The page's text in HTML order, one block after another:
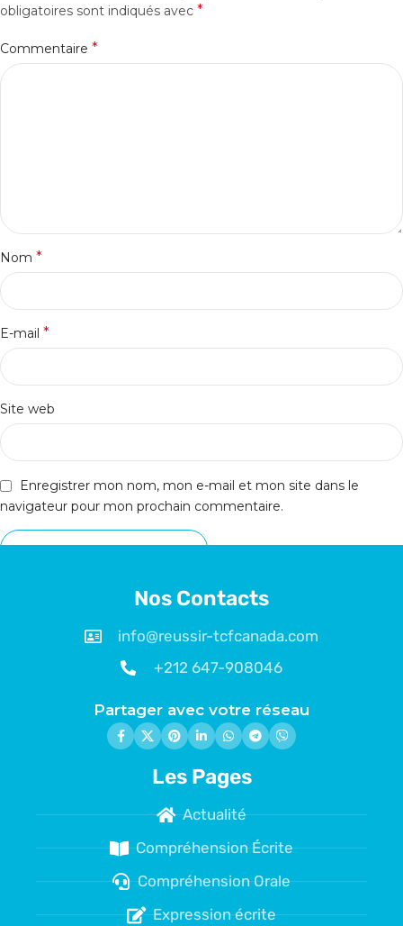
obligatoires sont indiqués avec *
Commentaire *
Nom *
E-mail *
Site web
Enregistrer mon nom, mon e-mail et mon site dans le
navigateur pour mon prochain commentaire.
Nos Contacts
info@reussir-tcfcanada.com
+212 647-908046
Partager avec votre réseau
Les Pages
Actualité
Compréhension Écrite
Compréhension Orale
Expression écrite